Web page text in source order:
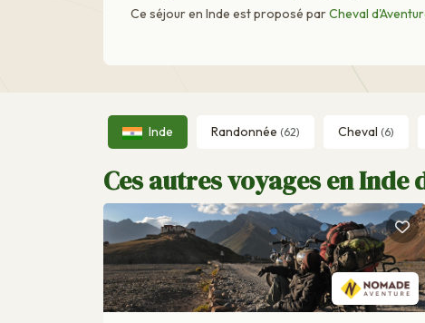
Ce séjour en Inde est proposé parCheval
Inde Randonnée (62) Cheval (6)
Ces autres voyages en